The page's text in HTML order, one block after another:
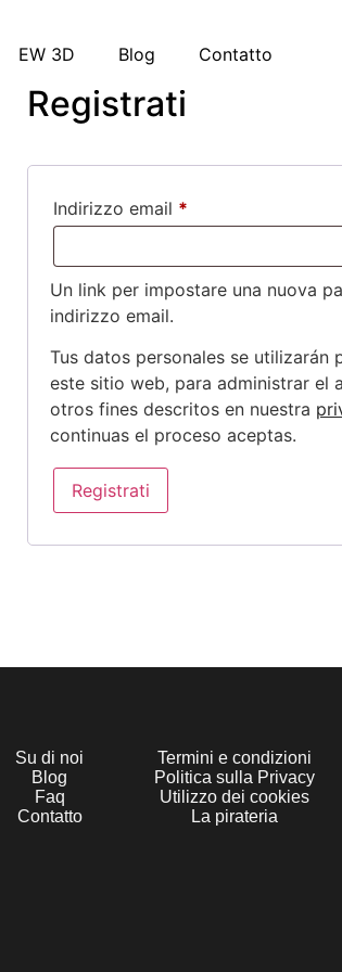
EW 3D Blog Contatto
Registrati
Indirizzo email *
Un link per impostare una nuova
indirizzo email.
Tus datos personales se utilizarán
este sitio web, para administrar el
otros fines descritos en nuestra
continuas el proceso aceptas.
Registrati
Su di noi
Blog
Faq
Contatto
Termini e condizioni
Politica sulla Privacy
Utilizzo dei cookies
La pirateria